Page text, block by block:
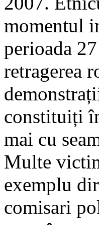
momentul
perioada
retragerea
constituiți
mai cu
Multe
exemplu
comisari